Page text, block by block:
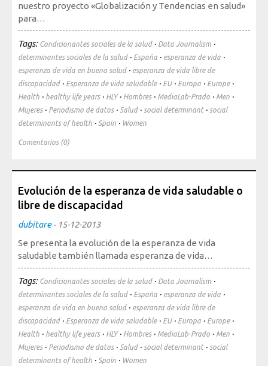
nuestro proyecto «Globalización y Tendencias en salud»
para…
Tags: Condicionantes sociales de la salud· Data Journalism ·
determinantes sociales de la salud· España · esperanza de vida ·
esperanza de vida en buena salud· esperanza de vida libre de
discapacidad· Esperanza de vida saludable· EU· Europa · Europe·
Health · healthy life years· HLY· Hombres· MediaLab-Prado · Men ·
Mujeres· Periodismo de datos· Salud· social determinant· social
determinants of health · Spain · Women
Comentarios (0)
Evolución de la esperanza de vida saludable o
libre de discapacidad
dubitare· 15-12-2013
Se presenta la evolución de la esperanza de vida
saludable también llamada esperanza de vida…
Tags: Condicionantes sociales de la salud· Data Journalism ·
determinantes sociales de la salud· España · esperanza de vida ·
esperanza de vida en buena salud· esperanza de vida libre de
discapacidad· Esperanza de vida saludable· EU· Europa · Europe·
Health · healthy life years· HLY· Hombres· MediaLab-Prado · Men ·
Mujeres· Periodismo de datos· Salud· social determinant· social
determinants of health · Spain · Women